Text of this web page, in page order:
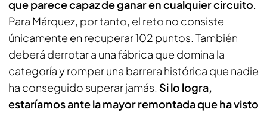
que parece capaz de ganar en cualquier circuito.
Para Márquez, por tanto, el reto no consiste
únicamente en recuperar 102 puntos. También
deberá derrotar a una fábrica que domina la
categoría y romper una barrera histórica que nadie
ha conseguido superar jamás. Si lo logra,
estaríamos ante la mayor remontada que ha visto